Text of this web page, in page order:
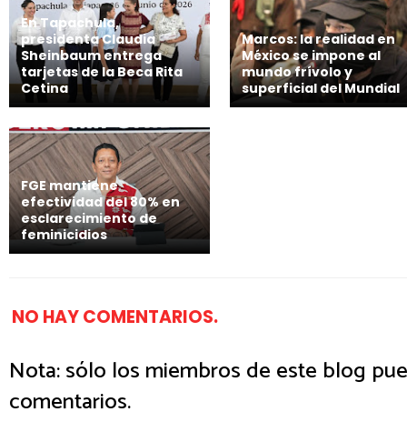
En Tapachula,
presidenta Claudia
Sheinbaum entrega
tarjetas de la Beca Rita
Cetina
Marcos: la realidad en
México se impone al
mundo frívolo y
superficial del Mundial
FGE mantiene
efectividad del 80% en
esclarecimiento de
feminicidios
NO HAY COMENTARIOS.
Nota: sólo los miembros de este blog
comentarios.